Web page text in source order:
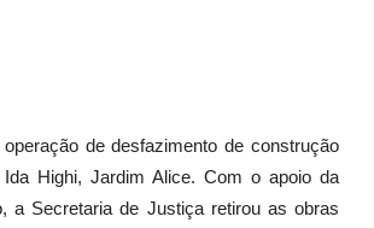
de desfazimento de construção
Highi, Jardim Alice. Com o apoio da
a Secretaria de Justiça retirou as obras